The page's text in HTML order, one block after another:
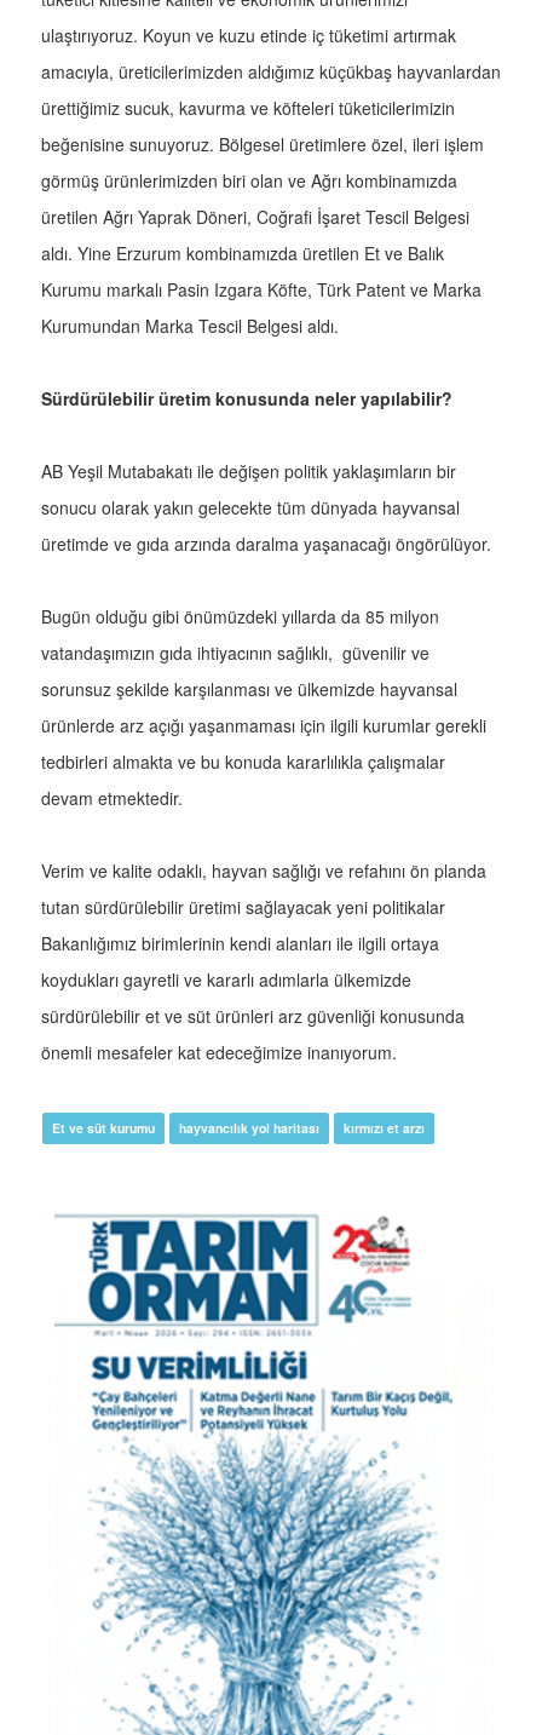
ulaştırıyoruz. Koyun ve kuzu etinde iç tüketimi artırmak
amacıyla, üreticilerimizden aldığımız küçükbaş hayvanlardan
ürettiğimiz sucuk, kavurma ve köfteleri tüketicilerimizin
beğenisine sunuyoruz. Bölgesel üretimlere özel, ileri işlem
görmüş ürünlerimizden biri olan ve Ağrı kombinamızda
üretilen Ağrı Yaprak Döneri, Coğrafi İşaret Tescil Belgesi
aldı. Yine Erzurum kombinamızda üretilen Et ve Balık
Kurumu markalı Pasin Izgara Köfte, Türk Patent ve Marka
Kurumundan Marka Tescil Belgesi aldı.
Sürdürülebilir üretim konusunda neler yapılabilir?
AB Yeşil Mutabakatı ile değişen politik yaklaşımların bir
sonucu olarak yakın gelecekte tüm dünyada hayvansal
üretimde ve gıda arzında daralma yaşanacağı öngörülüyor.
Bugün olduğu gibi önümüzdeki yıllarda da 85 milyon
vatandaşımızın gıda ihtiyacının sağlıklı, güvenilir ve
sorunsuz şekilde karşılanması ve ülkemizde hayvansal
ürünlerde arz açığı yaşanmaması için ilgili kurumlar gerekli
tedbirleri almakta ve bu konuda kararlılıkla çalışmalar
devam etmektedir.
Verim ve kalite odaklı, hayvan sağlığı ve refahını ön planda
tutan sürdürülebilir üretimi sağlayacak yeni politikalar
Bakanlığımız birimlerinin kendi alanları ile ilgili ortaya
koydukları gayretli ve kararlı adımlarla ülkemizde
sürdürülebilir et ve süt ürünleri arz güvenliği konusunda
önemli mesafeler kat edeceğimize inanıyorum.
Et ve süt kurumu hayvancılık yol haritası kırmızı et arzı